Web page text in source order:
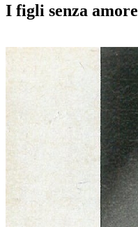
I figli senza amore